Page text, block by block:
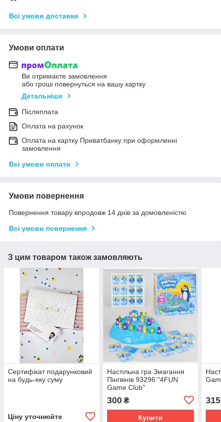
Всі умови доставки
Умови оплати
Ви отримаєте замовлення
або гроші повернуться на вашу картку
Детальніше
Післяплата
Оплата на рахунок
Оплата на картку Приватбанку при оформленні
замовлення
Всі умови оплати
Умови повернення
Повернення товару впродовж 14 днів за домовленістю
Всі умови повернення
З цим товаром також замовляють
Сертифікат подарунковий
на будь-яку суму
Ціну уточнюйте
Настільна гра Змагання
Пінгвінів 93296 "4FUN
Game Club"
300₴
Купити
315